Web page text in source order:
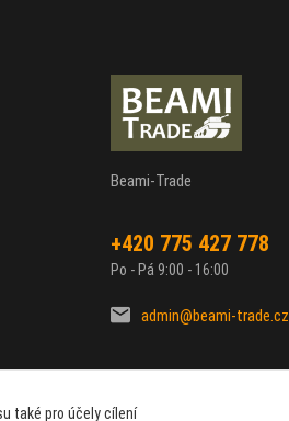
Beami-Trade
+420 775 427 778
Po - Pá 9:00 - 16:00
admin@beami-trade.cz
také pro účely cílení